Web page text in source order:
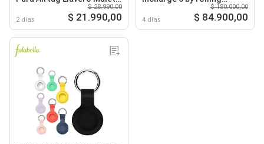
2 días
$ 28.990,00
$ 21.990,00 4 días
$ 180.000,00
$ 84.900,00